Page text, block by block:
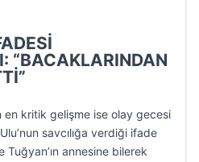
“BACAKLARINDAN
en kritik gelişme ise olay gecesi
savcılığa verdiği ifade
annesine bilerek